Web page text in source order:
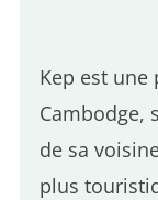
Kep est
Cambodge,
de sa
plus